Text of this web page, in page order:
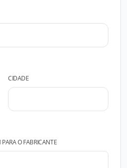
CIDADE
O FABRICANTE